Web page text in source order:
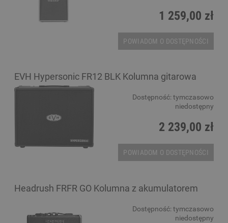
1 259,00 zł
POWIADOM O DOSTĘPNOŚCI
EVH Hypersonic FR12 BLK Kolumna gitarowa
Dostępność: tymczasowo
niedostępny
2 239,00 zł
POWIADOM O DOSTĘPNOŚCI
Headrush FRFR GO Kolumna z akumulatorem
Dostępność: tymczasowo
niedostępny